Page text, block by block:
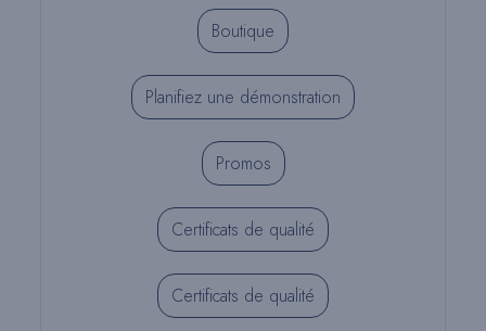
Boutique
Planifiez une démonstration
Promos
Certificats de qualité
Certificats de qualité